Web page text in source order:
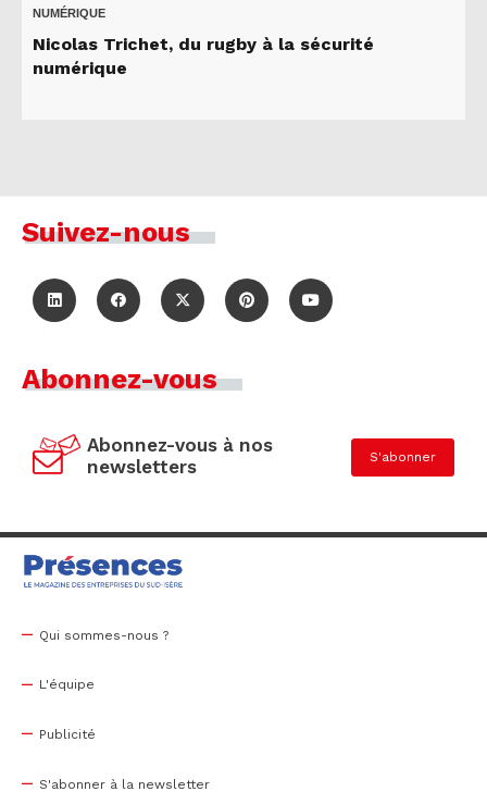
NUMÉRIQUE
Nicolas Trichet, du rugby à la sécurité
numérique
Suivez-nous
Abonnez-vous
Abonnez-vous à nos
newsletters
S'abonner
Qui sommes-nous ?
L'équipe
Publicité
S'abonner à la newsletter